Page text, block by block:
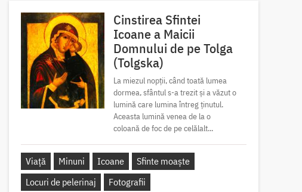
Cinstirea Sfintei
Icoane a Maicii
Domnului de pe Tolga
(Tolgska)
La miezul nopții, când toată lumea
dormea, sfântul s-a trezit și a văzut o
lumină care lumina întreg ținutul.
Aceasta lumină venea de la o
coloană de foc de pe celălalt...
Viață Minuni Icoane
Sfinte moaște
Locuri de pelerinaj
Fotografii